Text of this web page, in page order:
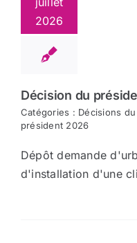
2026
Décision du
Catégories : Décisions
président 2026
Dépôt demande
d'installation d'une